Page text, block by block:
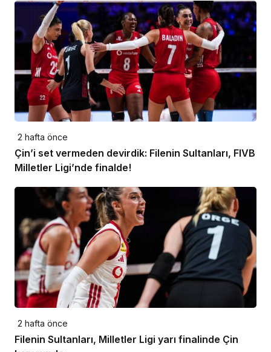
2 hafta önce
Çin’i set vermeden devirdik: Filenin Sultanları, FIVB
Milletler Ligi’nde finalde!
2 hafta önce
Filenin Sultanları, Milletler Ligi yarı finalinde Çin